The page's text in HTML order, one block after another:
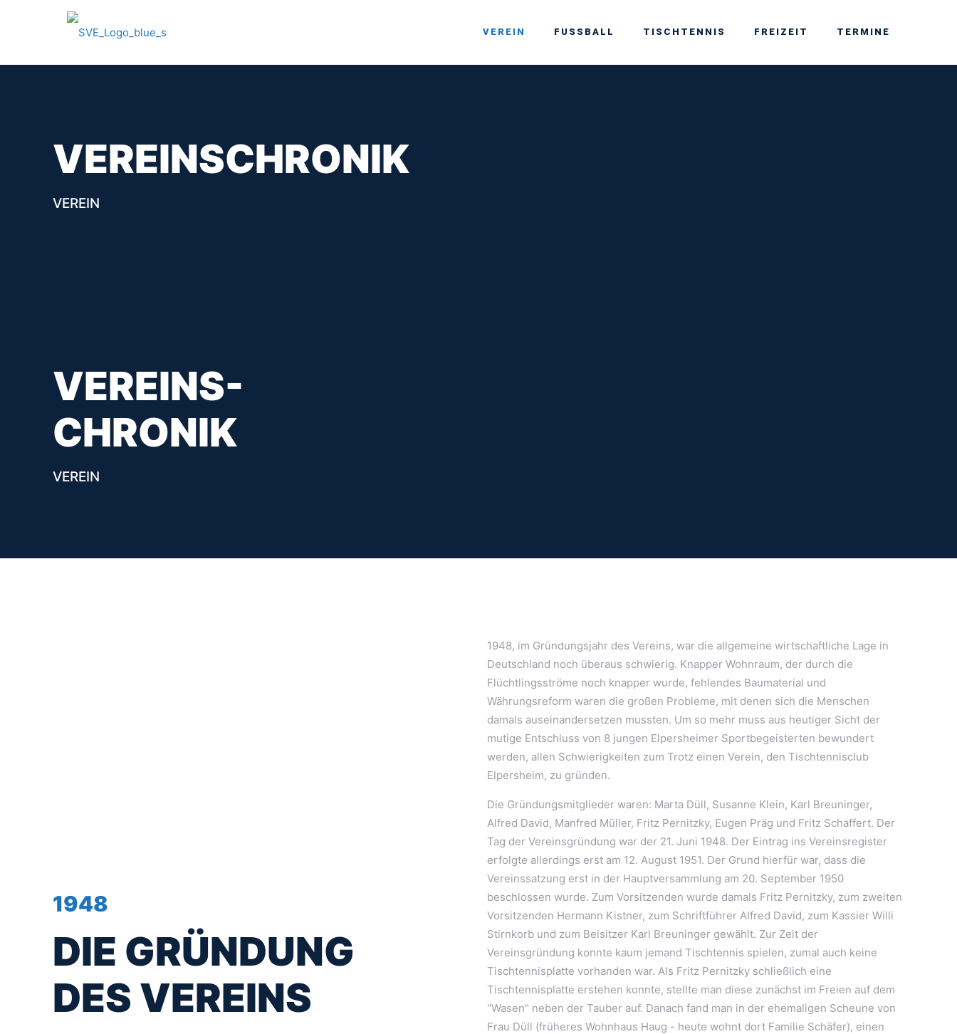
VEREIN FUSSBALL TISCHTENNIS FREIZEIT TERMINE
VEREINSCHRONIK
VEREIN
VEREINS-
CHRONIK
VEREIN
1948
DIE GRÜNDUNG
DES VEREINS
1948, im Gründungsjahr des Vereins, war die allgemeine wirtschaftliche Lage in
Deutschland noch überaus schwierig. Knapper Wohnraum, der durch die
Flüchtlingsströme noch knapper wurde, fehlendes Baumaterial und
Währungsreform waren die großen Probleme, mit denen sich die Menschen
damals auseinandersetzen mussten. Um so mehr muss aus heutiger Sicht der
mutige Entschluss von 8 jungen Elpersheimer Sportbegeisterten bewundert
werden, allen Schwierigkeiten zum Trotz einen Verein, den Tischtennisclub
Elpersheim, zu gründen.
Die Gründungsmitglieder waren: Marta Düll, Susanne Klein, Karl Breuninger,
Alfred David, Manfred Müller, Fritz Pernitzky, Eugen Präg und Fritz Schaffert. Der
Tag der Vereinsgründung war der 21. Juni 1948. Der Eintrag ins Vereinsregister
erfolgte allerdings erst am 12. August 1951. Der Grund hierfür war, dass die
Vereinssatzung erst in der Hauptversammlung am 20. September 1950
beschlossen wurde. Zum Vorsitzenden wurde damals Fritz Pernitzky, zum zweiten
Vorsitzenden Hermann Kistner, zum Schriftführer Alfred David, zum Kassier Willi
Stirnkorb und zum Beisitzer Karl Breuninger gewählt. Zur Zeit der
Vereinsgründung konnte kaum jemand Tischtennis spielen, zumal auch keine
Tischtennisplatte vorhanden war. Als Fritz Pernitzky schließlich eine
Tischtennisplatte erstehen konnte, stellte man diese zunächst im Freien auf dem
"Wasen" neben der Tauber auf. Danach fand man in der ehemaligen Scheune von
Frau Düll (früheres Wohnhaus Haug - heute wohnt dort Familie Schäfer), einen